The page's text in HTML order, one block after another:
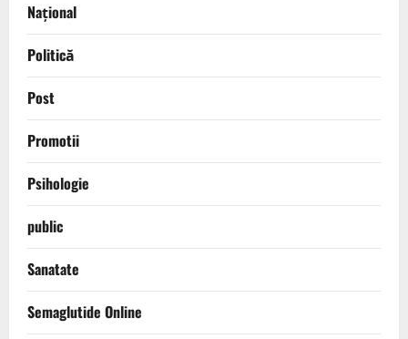
Național
Politică
Post
Promotii
Psihologie
public
Sanatate
Semaglutide Online